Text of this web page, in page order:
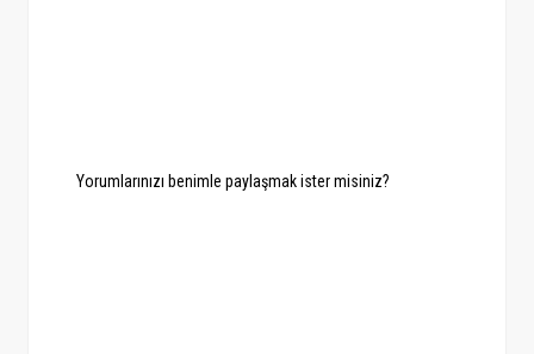
Yorumlarınızı benimle paylaşmak ister misiniz?